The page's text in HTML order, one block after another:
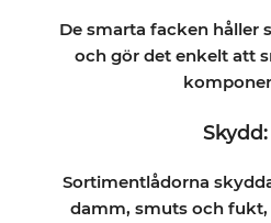
De smarta facken håller
och gör det enkelt att
Skydd:
Sortimentlådorna
damm, smuts och